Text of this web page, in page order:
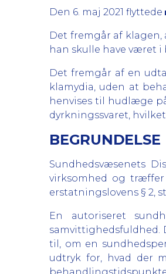
Den 6. maj 2021 flyttede
Det fremgår af klagen,
han skulle have været
Det fremgår af en
klamydia, uden at
henvises til hudlæge
dyrkningssvaret,
BEGRUNDELSE
Sundhedsvæsenets
virksomhed og
erstatningslovens § 2,
En autoriseret
samvittighedsfuldhed.
til, om en
udtryk for, hvad der